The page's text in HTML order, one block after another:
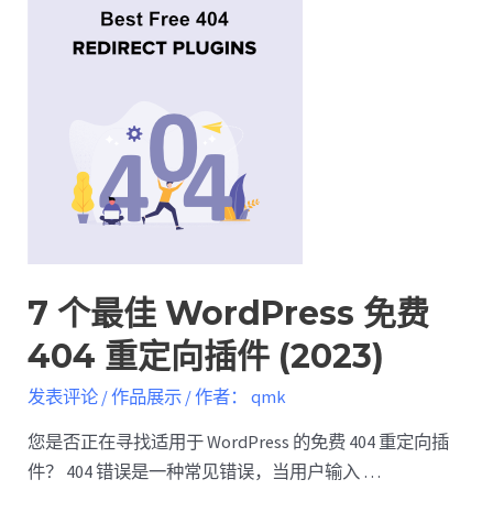
7 个最佳 WordPress 免费
404 重定向插件 (2023)
发表评论 /作品展示 / 作者： qmk
您是否正在寻找适用于 WordPress 的免费 404 重定向插
件？ 404 错误是一种常见错误，当用户输入 …